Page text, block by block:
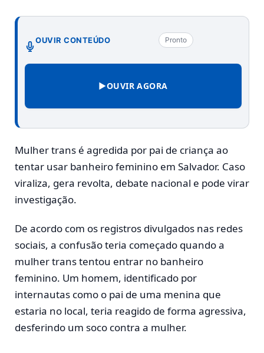
OUVIR CONTEÚDO Pronto
▶OUVIR AGORA
Mulher trans é agredida por pai de criança ao
tentar usar banheiro feminino em Salvador. Caso
viraliza, gera revolta, debate nacional e pode virar
investigação.
De acordo com os registros divulgados nas redes
sociais, a confusão teria começado quando a
mulher trans tentou entrar no banheiro
feminino. Um homem, identificado por
internautas como o pai de uma menina que
estaria no local, teria reagido de forma agressiva,
desferindo um soco contra a mulher.